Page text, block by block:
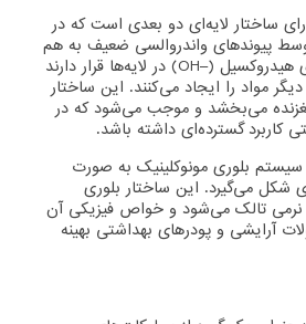
ساختار لایه‌ای دو بعدی است که در
پیوندهای واندروالسی ضعیف به هم
متصل شده‌اند. گروه‌های هیدروکسیل (–OH) در لایه‌ها قرار دارند
مواد را ایجاد می‌کنند. این ساختار
می‌بخشد و موجب می‌شود که در
کاربرد گسترده‌ای داشته باشد.
بلوری مونوکلینیک به صورت
شکل می‌گیرد. این ساختار بلوری
تالک می‌شود و خواص فیزیکی آن
آرایشی و پودرهای بهداشتی بهینه